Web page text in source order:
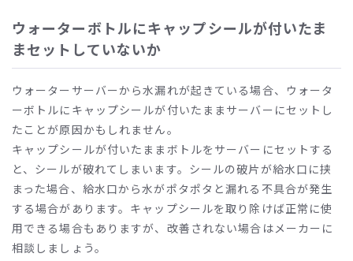
ウォーターボトルにキャップシールが付いたま
まセットしていないか
ウォーターサーバーから水漏れが起きている場合、ウォータ
ーボトルにキャップシールが付いたままサーバーにセットし
たことが原因かもしれません。
キャップシールが付いたままボトルをサーバーにセットする
と、シールが破れてしまいます。シールの破片が給水口に挟
まった場合、給水口から水がポタポタと漏れる不具合が発生
する場合があります。キャップシールを取り除けば正常に使
用できる場合もありますが、改善されない場合はメーカーに
相談しましょう。